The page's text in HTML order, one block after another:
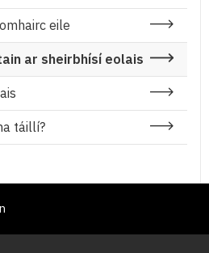
eile
ar sheirbhísí eolais
táillí?